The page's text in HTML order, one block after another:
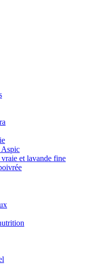
Aspic
et lavande fine